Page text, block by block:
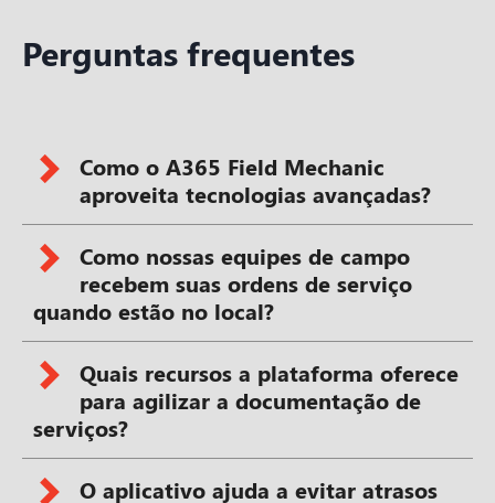
Perguntas frequentes
Como o A365 Field Mechanic
aproveita tecnologias avançadas?
Como nossas equipes de campo
recebem suas ordens de serviço
quando estão no local?
Quais recursos a plataforma oferece
para agilizar a documentação de
serviços?
O aplicativo ajuda a evitar atrasos